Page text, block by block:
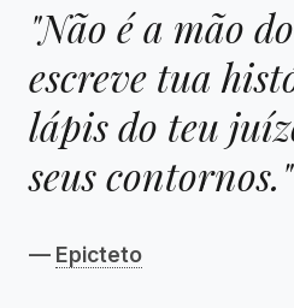
"Não é a mão
escreve tua
lápis do teu
seus contornos."
— Epicteto